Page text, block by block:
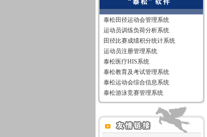
泰松田径运动会管理系统
运动员训练负荷分析系统
田径比赛成绩积分统计系统
运动员注册管理系统
泰松医疗HIS系统
泰松教育及考试管理系统
泰松运动会综合信息系统
泰松游泳竞赛管理系统